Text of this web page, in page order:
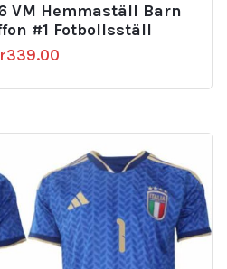
VM Hemmaställ Barn
#1 Fotbollsställ
339.00